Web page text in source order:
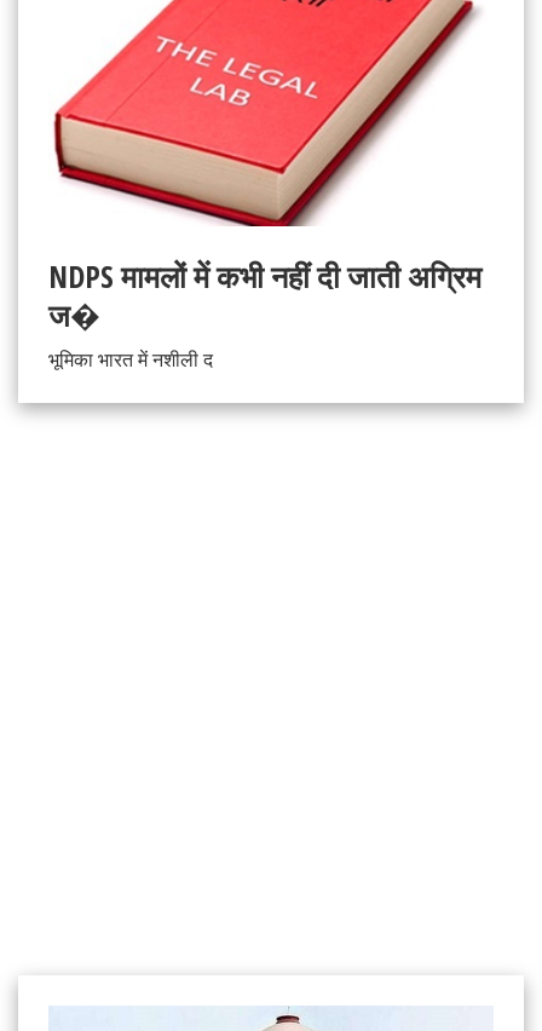
NDPS मामलों में कभी नहीं दी जाती अग्रिम
ज�
भूमिका भारत में नशीली द